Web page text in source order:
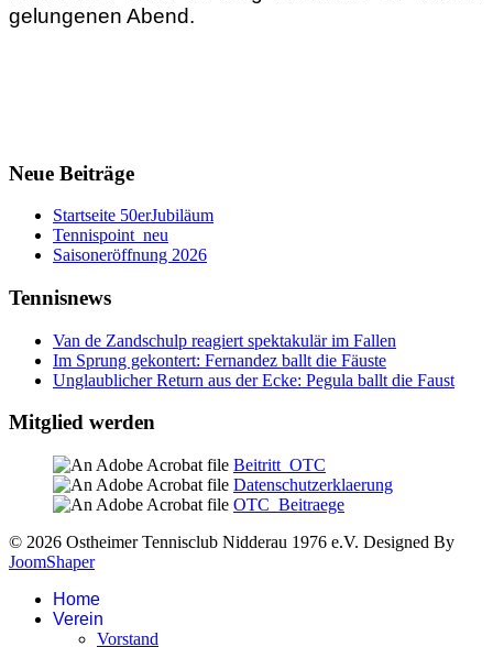
gelungenen Abend.
Neue Beiträge
Startseite 50erJubiläum
Tennispoint_neu
Saisoneröffnung 2026
Tennisnews
Van de Zandschulp reagiert spektakulär im Fallen
Im Sprung gekontert: Fernandez ballt die Fäuste
Unglaublicher Return aus der Ecke: Pegula ballt die Faust
Mitglied werden
Beitritt_OTC
Datenschutzerklaerung
OTC_Beitraege
© 2026 Ostheimer Tennisclub Nidderau 1976 e.V. Designed By
JoomShaper
Home
Verein
Vorstand